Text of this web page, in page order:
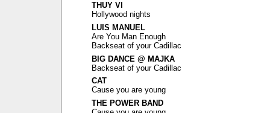
THUY VI
Hollywood nights
LUIS MANUEL
Are You Man Enough
Backseat of your Cadillac
BIG DANCE @ MAJKA
Backseat of your Cadillac
CAT
Cause you are young
THE POWER BAND